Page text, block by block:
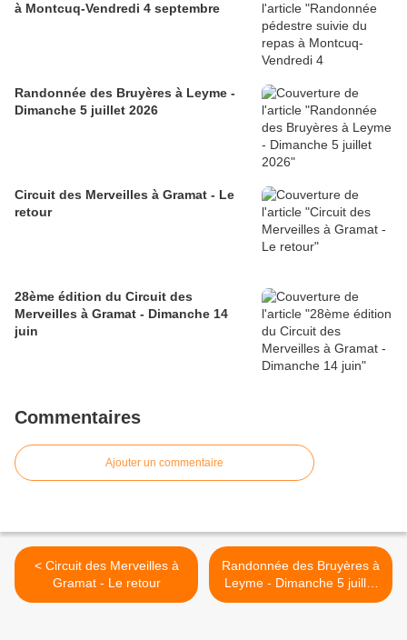
à Montcuq-Vendredi 4 septembre
Randonnée des Bruyères à Leyme -
Dimanche 5 juillet 2026
Circuit des Merveilles à Gramat - Le
retour
28ème édition du Circuit des
Merveilles à Gramat - Dimanche 14
juin
Commentaires
Ajouter un commentaire
< Circuit des Merveilles à
Gramat - Le retour
Randonnée des Bruyères à
Leyme - Dimanche 5 juillet
2026 >